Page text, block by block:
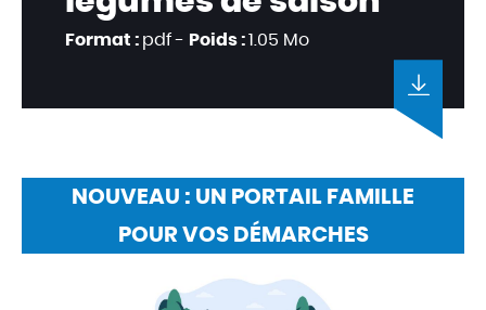
Format :pdf - Poids :1.05 Mo
NOUVEAU : UN PORTAIL FAMILLE
POUR VOS DÉMARCHES